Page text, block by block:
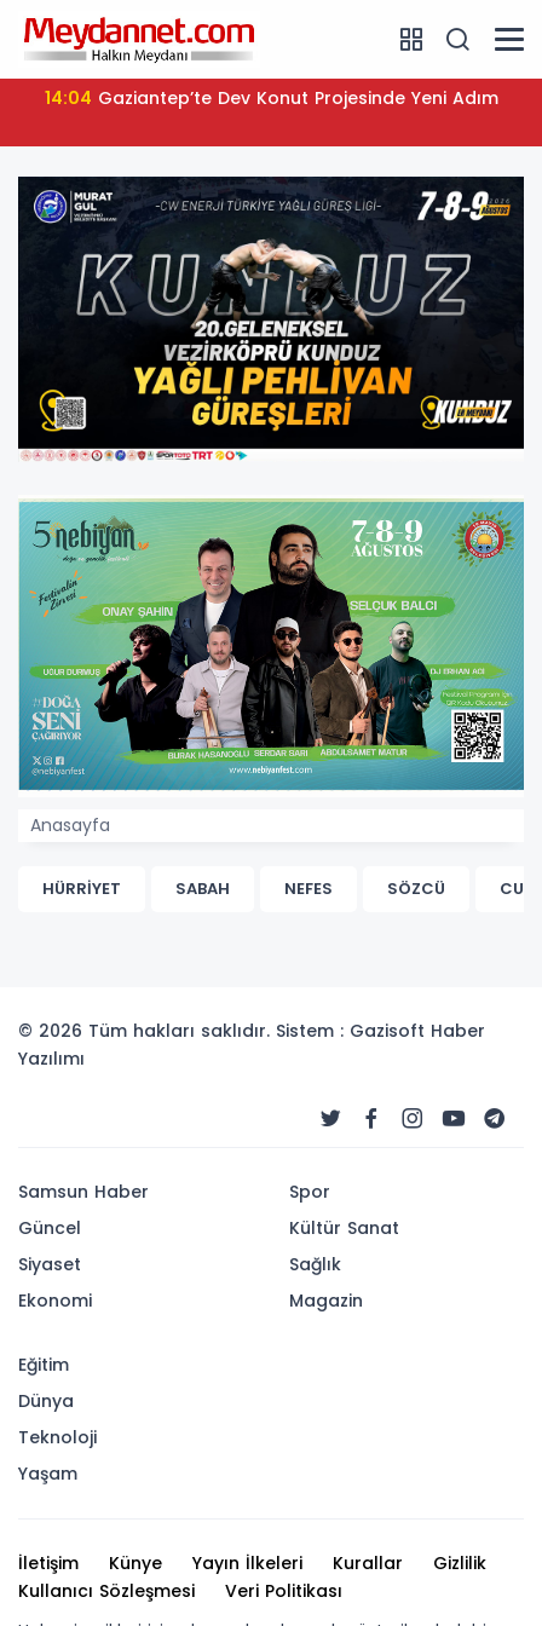
14:04 Gaziantep’te Dev Konut Projesinde Yeni Adım
Anasayfa
HÜRRİYET SABAH NEFES SÖZCÜ
© 2026 Tüm hakları saklıdır. Sistem : Gazisoft Haber
Yazılımı
Samsun Haber
Güncel
Siyaset
Ekonomi
Spor
Kültür Sanat
Sağlık
Magazin
Eğitim
Dünya
Teknoloji
Yaşam
İletişim Künye Yayın İlkeleri Kurallar
Gizlilik
Kullanıcı Sözleşmesi
Veri Politikası